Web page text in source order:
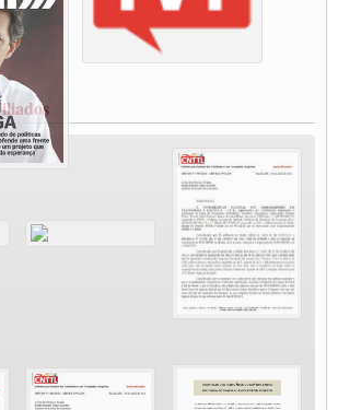
duas faixas na Castello Branco e fazem protesto
da Violência Contra Mulher e o Adoecimento da Classe
Pandemia
PÚBLICAS DE TRANSPORTE PARA A
E ELEIÇÕES NA PANDEMIA
PÚBLICAS DE TRANSPORTE
POR QUE DEVEMOS NOS ORGANIZAR?
para Coronavírus, mas está bem de saúde
direitos dos trabalhador@s que contraem a Covid-19 na
Bolsonaro
Campanha de testes de COVID-19 para
sindicais da CNTTL, CGTB e dos caminhoneiros
NAS LUTAS, EMPREGO, DIREITOS EM
DEFESA DA VIDA